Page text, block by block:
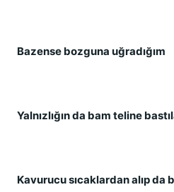
Bazense bozguna uğradığım
Yalnızlığın da bam teline
Kavurucu sıcaklardan alıp da